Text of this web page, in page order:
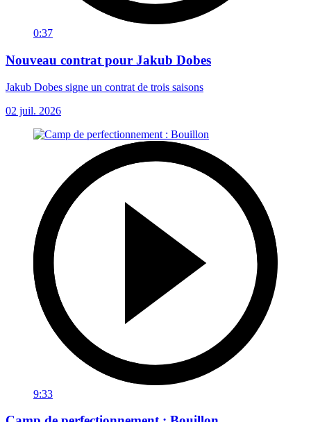
0:37
Nouveau contrat pour Jakub Dobes
Jakub Dobes signe un contrat de trois saisons
02 juil. 2026
9:33